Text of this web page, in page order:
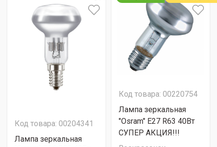
Код товара: 00204341
Лампа зеркальная
Код товара: 00220754
Лампа зеркальная
"Osram" Е27 R63 40Вт
СУПЕР АКЦИЯ!!!